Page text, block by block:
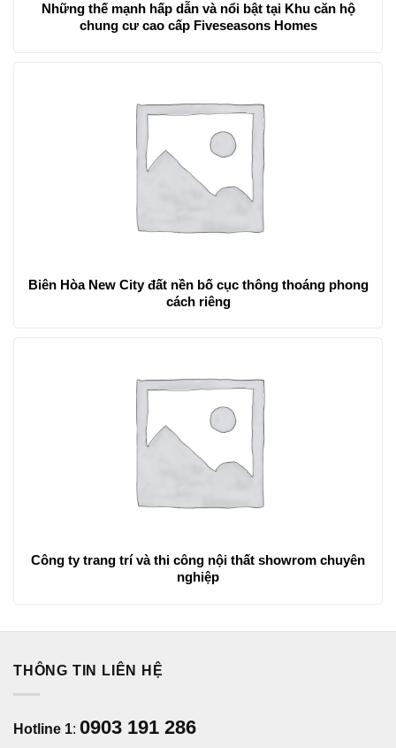
Những thế mạnh hấp dẫn và nổi bật tại Khu căn hộ
chung cư cao cấp Fiveseasons Homes
Biên Hòa New City đất nền bố cục thông thoáng phong
cách riêng
Công ty trang trí và thi công nội thất showrom chuyên
nghiệp
THÔNG TIN LIÊN HỆ
Hotline 1: 0903 191 286